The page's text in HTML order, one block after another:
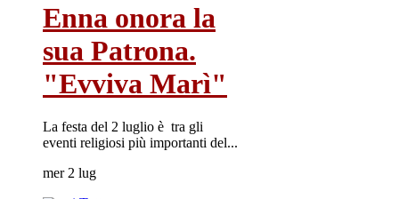
Enna onora la
sua Patrona.
"Evviva Marì"
La festa del 2 luglio è tra gli
eventi religiosi più importanti del...
mer 2 lug